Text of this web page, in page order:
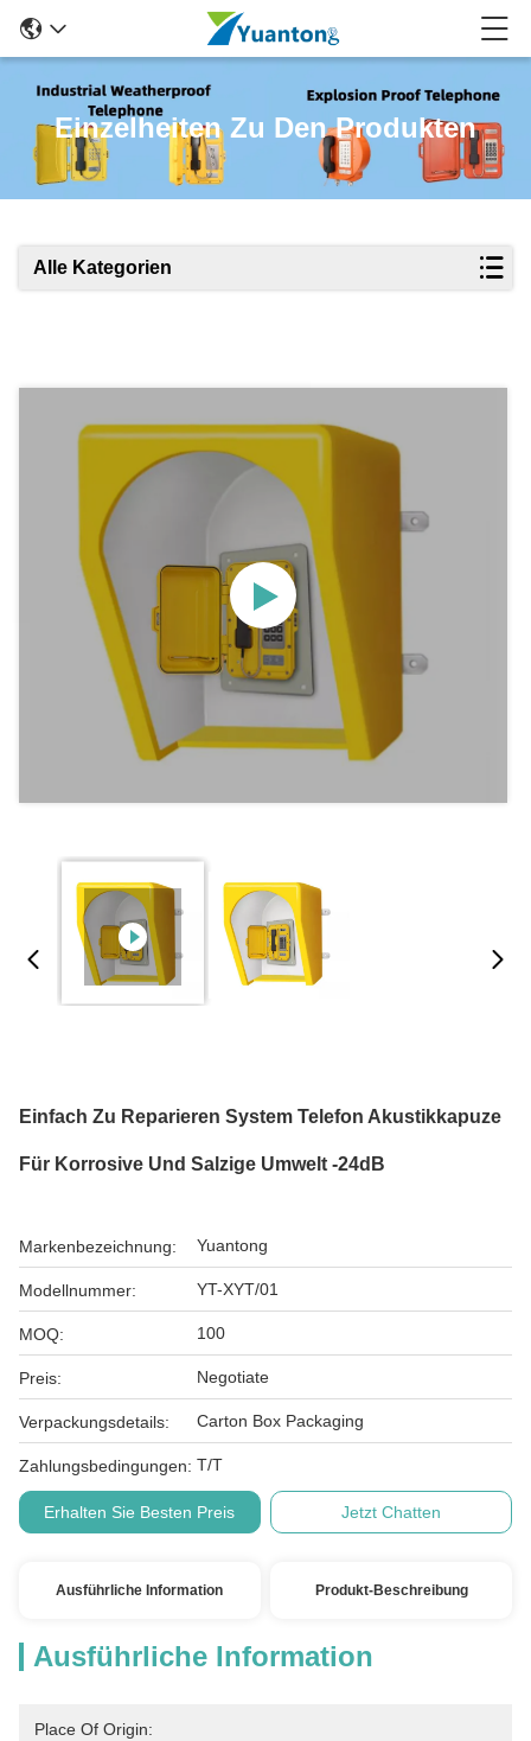
Einzelheiten Zu Den Produkten
Alle Kategorien
Einfach Zu Reparieren System Telefon Akustikkapuze
Für Korrosive Und Salzige Umwelt -24dB
Markenbezeichnung: Yuantong
Modellnummer: YT-XYT/01
MOQ: 100
Preis: Negotiate
Verpackungsdetails: Carton Box Packaging
Zahlungsbedingungen: T/T
Erhalten Sie Besten Preis Jetzt Chatten
Ausführliche Information Produkt-Beschreibung
Ausführliche Information
Place Of Origin: